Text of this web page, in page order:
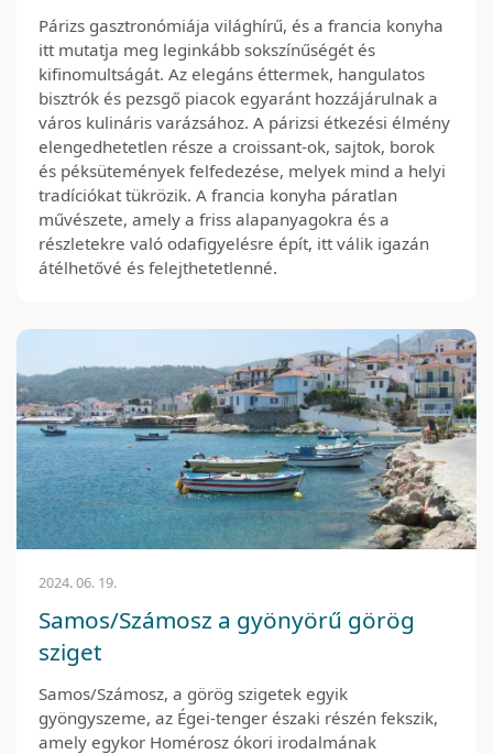
Párizs gasztronómiája világhírű, és a francia konyha
itt mutatja meg leginkább sokszínűségét és
kifinomultságát. Az elegáns éttermek, hangulatos
bisztrók és pezsgő piacok egyaránt hozzájárulnak a
város kulináris varázsához. A párizsi étkezési élmény
elengedhetetlen része a croissant-ok, sajtok, borok
és péksütemények felfedezése, melyek mind a helyi
tradíciókat tükrözik. A francia konyha páratlan
művészete, amely a friss alapanyagokra és a
részletekre való odafigyelésre épít, itt válik igazán
átélhetővé és felejthetetlenné.
2024. 06. 19.
Samos/Számosz a gyönyörű görög
sziget
Samos/Számosz, a görög szigetek egyik
gyöngyszeme, az Égei-tenger északi részén fekszik,
amely egykor Homérosz ókori irodalmának